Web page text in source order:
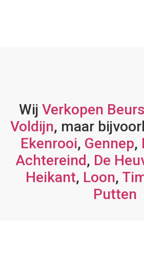
Wij Verkopen
Voldijn, maar
Ekenrooi, Gennep,
Achtereind, De
Heikant, Loon,
Putten